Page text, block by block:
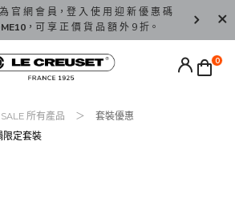
官 網 會 員，登 入 使 用 迎 新 優 惠 碼
，可 享 正 價 貨 品 額 外 9 折。
香 港 / 澳
0
所有產品 套裝優惠
限定套裝